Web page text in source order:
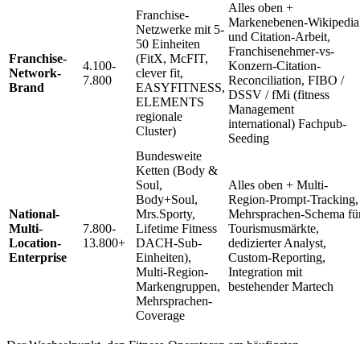
Franchise-
Network-
Brand
4.100-
7.800
Franchise-
Netzwerke mit 5-
50 Einheiten
(FitX, McFIT,
clever fit,
EASYFITNESS,
ELEMENTS
regionale
Cluster)
Alles oben +
Markenebenen-Wikipedia
und Citation-Arbeit,
Franchisenehmer-vs-
Konzern-Citation-
Reconciliation, FIBO /
DSSV / fMi (fitness
Management
international) Fachpub-
Seeding
National-
Multi-
Location-
Enterprise
7.800-
13.800+
Bundesweite
Ketten (Body &
Soul,
Body+Soul,
Mrs.Sporty,
Lifetime Fitness
DACH-Sub-
Einheiten),
Multi-Region-
Markengruppen,
Mehrsprachen-
Coverage
Alles oben + Multi-
Region-Prompt-Tracking,
Mehrsprachen-Schema
Tourismusmärkte,
dedizierter Analyst,
Custom-Reporting,
Integration mit
bestehender Martech